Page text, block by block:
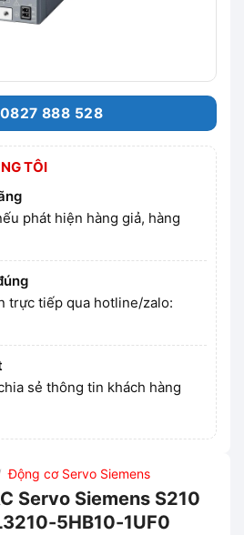
0827 888 528
TÔI
phát hiện hàng giả, hàng
trực tiếp qua hotline/zalo:
sẻ thông tin khách hàng
Động cơ Servo Siemens
Servo Siemens S210
5HB10-1UF0